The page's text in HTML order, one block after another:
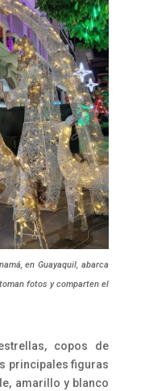
en Guayaquil, abarca
fotos y comparten el
copos de
principales figuras
amarillo y blanco